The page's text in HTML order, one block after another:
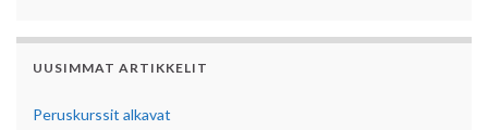
UUSIMMAT ARTIKKELIT
Peruskurssit alkavat